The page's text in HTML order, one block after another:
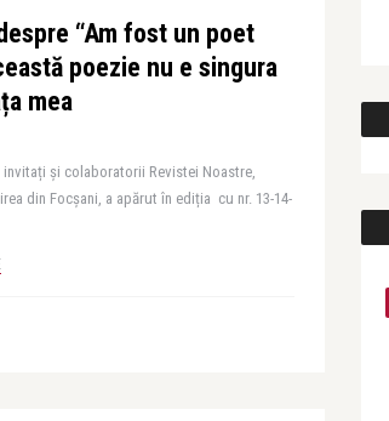
“Am fost un poet
poezie nu e singura
mea
și colaboratorii Revistei Noastre,
din Focșani, a apărut în ediția cu nr. 13-14-